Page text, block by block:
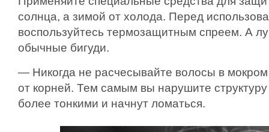
солнца, а зимой от холода. Перед
воспользуйтесь термозащитным спреем. А
обычные бигуди.
— Никогда не расчесывайте волосы в
от корней. Тем самым вы нарушите
более тонкими и начнут ломаться.